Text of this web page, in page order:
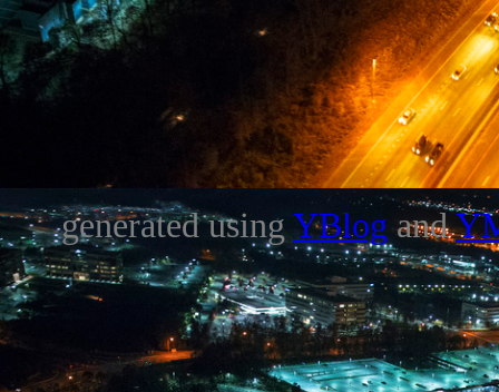
generated using YBlogand